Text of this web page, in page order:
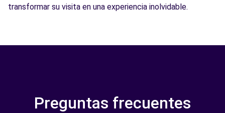
transformar su visita en una experiencia inolvidable.
Preguntas frecuentes